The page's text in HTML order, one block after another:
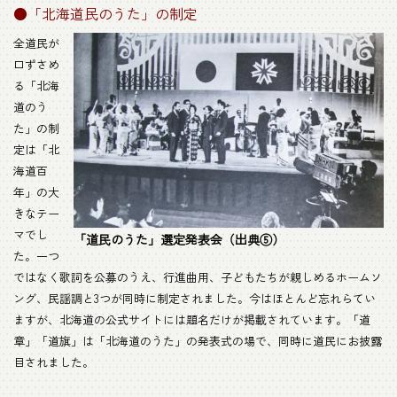
●「北海道民のうた」の制定
「道民のうた」選定発表会（出典⑤）
全道民が
口ずさめ
る「北海
道のう
た」の制
定は「北
海道百
年」の大
きなテー
マでし
た。一つ
ではなく歌詞を公募のうえ、行進曲用、子どもたちが親しめるホームソ
ング、民謡調と3つが同時に制定されました。今はほとんど忘れらてい
ますが、北海道の公式サイトには題名だけが掲載されています。「道
章」「道旗」は「北海道のうた」の発表式の場で、同時に道民にお披露
目されました。